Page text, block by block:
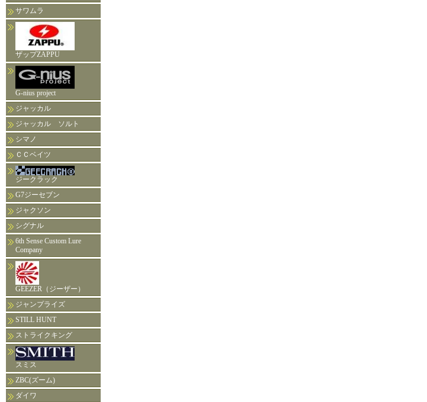
サワムラ
ザップZAPPU
G-nius project
ジャッカル
ジャッカル ソルト
シマノ
ＣＣベイツ
ジークラック
G7ジーセブン
ジャクソン
シグナル
6th Sense Custom Lure
Company
GEEZER（ジーザー）
ジャンプライズ
STILL HUNT
ストライクキング
スミス
ZBC(ズーム)
ダイワ